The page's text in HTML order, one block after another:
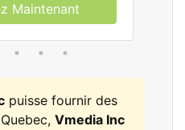
Maintenant
puisse fournir des
Vmedia Inc